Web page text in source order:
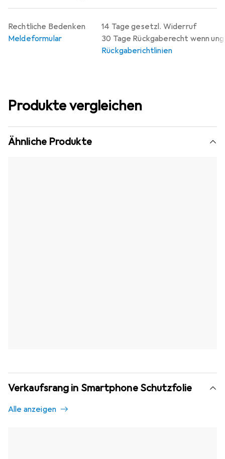
14 Tage gesetzl. Widerruf
30 Tage Rückgaberecht wenn
Rückgaberichtlinien
Rechtliche Bedenken
Meldeformular
Produkte vergleichen
Ähnliche Produkte
Verkaufsrang in Smartphone Schutzfolie
Alle anzeigen